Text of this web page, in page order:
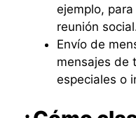
ejemplo,
reunión
Envío de
mensajes de
especiales o